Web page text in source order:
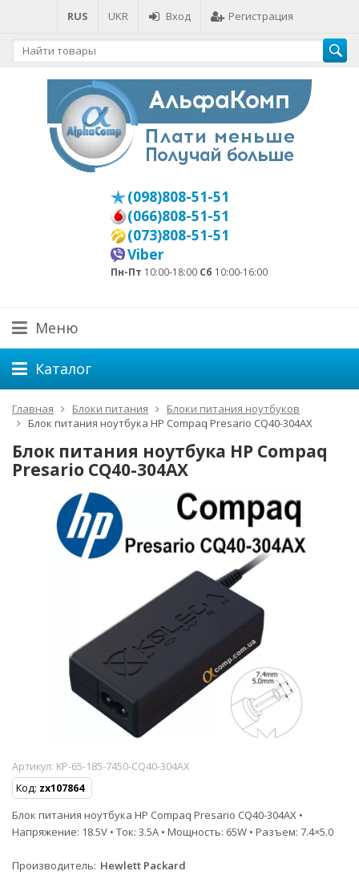
RUS UKR Вход Регистрация
(098)808-51-51
(066)808-51-51
(073)808-51-51
Viber
Пн-Пт 10:00-18:00 Сб 10:00-16:00
Меню
Каталог
Главная Блоки питания
Блоки питания ноутбуков
Блок питания ноутбука HP Compaq Presario CQ40-304AX
Блок питания ноутбука HP Compaq
Presario CQ40-304AX
Артикул: KP-65-185-7450-CQ40-304AX
Код: zx107864
Блок питания ноутбука HP Compaq Presario CQ40-304AX •
Напряжение: 18.5V • Ток: 3.5A • Мощность: 65W • Разъем: 7.4×5.0
Производитель Hewlett Packard